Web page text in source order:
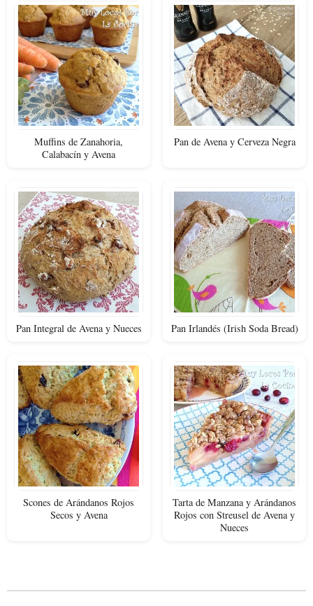
Muffins de Zanahoria,
Calabacín y Avena
Pan de Avena y Cerveza Negra
Pan Integral de Avena y Nueces Pan Irlandés (Irish Soda Bread)
Scones de Arándanos Rojos
Secos y Avena
Tarta de Manzana y Arándanos
Rojos con Streusel de Avena y
Nueces